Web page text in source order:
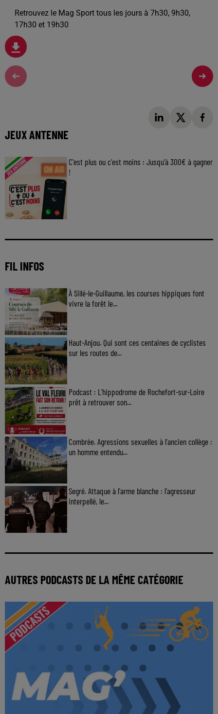
Retrouvez le Mag Sport tous les jours à 7h30, 9h30,
17h30 et 19h30
JEUX ANTENNE
C'est plus ou c'est moins : Jusqu'à 300€ à gagner
!
FIL INFOS
À Sillé-le-Guillaume, les courses hippiques font
vivre la forêt le...
Haut-Anjou. Qui sont ces centaines de cyclistes
sur les routes de...
Podcast : L’hippodrome de Rochefort-sur-Loire
prêt à retrouver son...
Combrée. Agressions sexuelles à l'ancien collège :
un homme entendu...
Segré. Attaque à l'arme blanche : l'agresseur
interpellé, le...
AUTRES PODCASTS DE LA MÊME CATÉGORIE